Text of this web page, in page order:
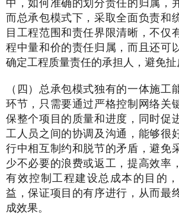
而总承包模式下，采取全面负责和
目工程范围和责任界限清晰，不仅
程中量和价的责任归属，而且还可
确定工程质量责任的承担人，避免扯
（四）总承包模式独有的一体施工
环节，只需要通过严格控制网络关
保整个项目的质量和进度，同时促
工人员之间的协调及沟通，能够很
行中相互制约和脱节的矛盾，避免
少不必要的浪费或返工，提高效率
有效控制工程建设总成本的目的
益，保证项目的有序进行，从而最
成效果。